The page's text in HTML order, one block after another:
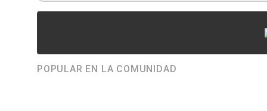
POPULAR EN LA COMUNIDAD